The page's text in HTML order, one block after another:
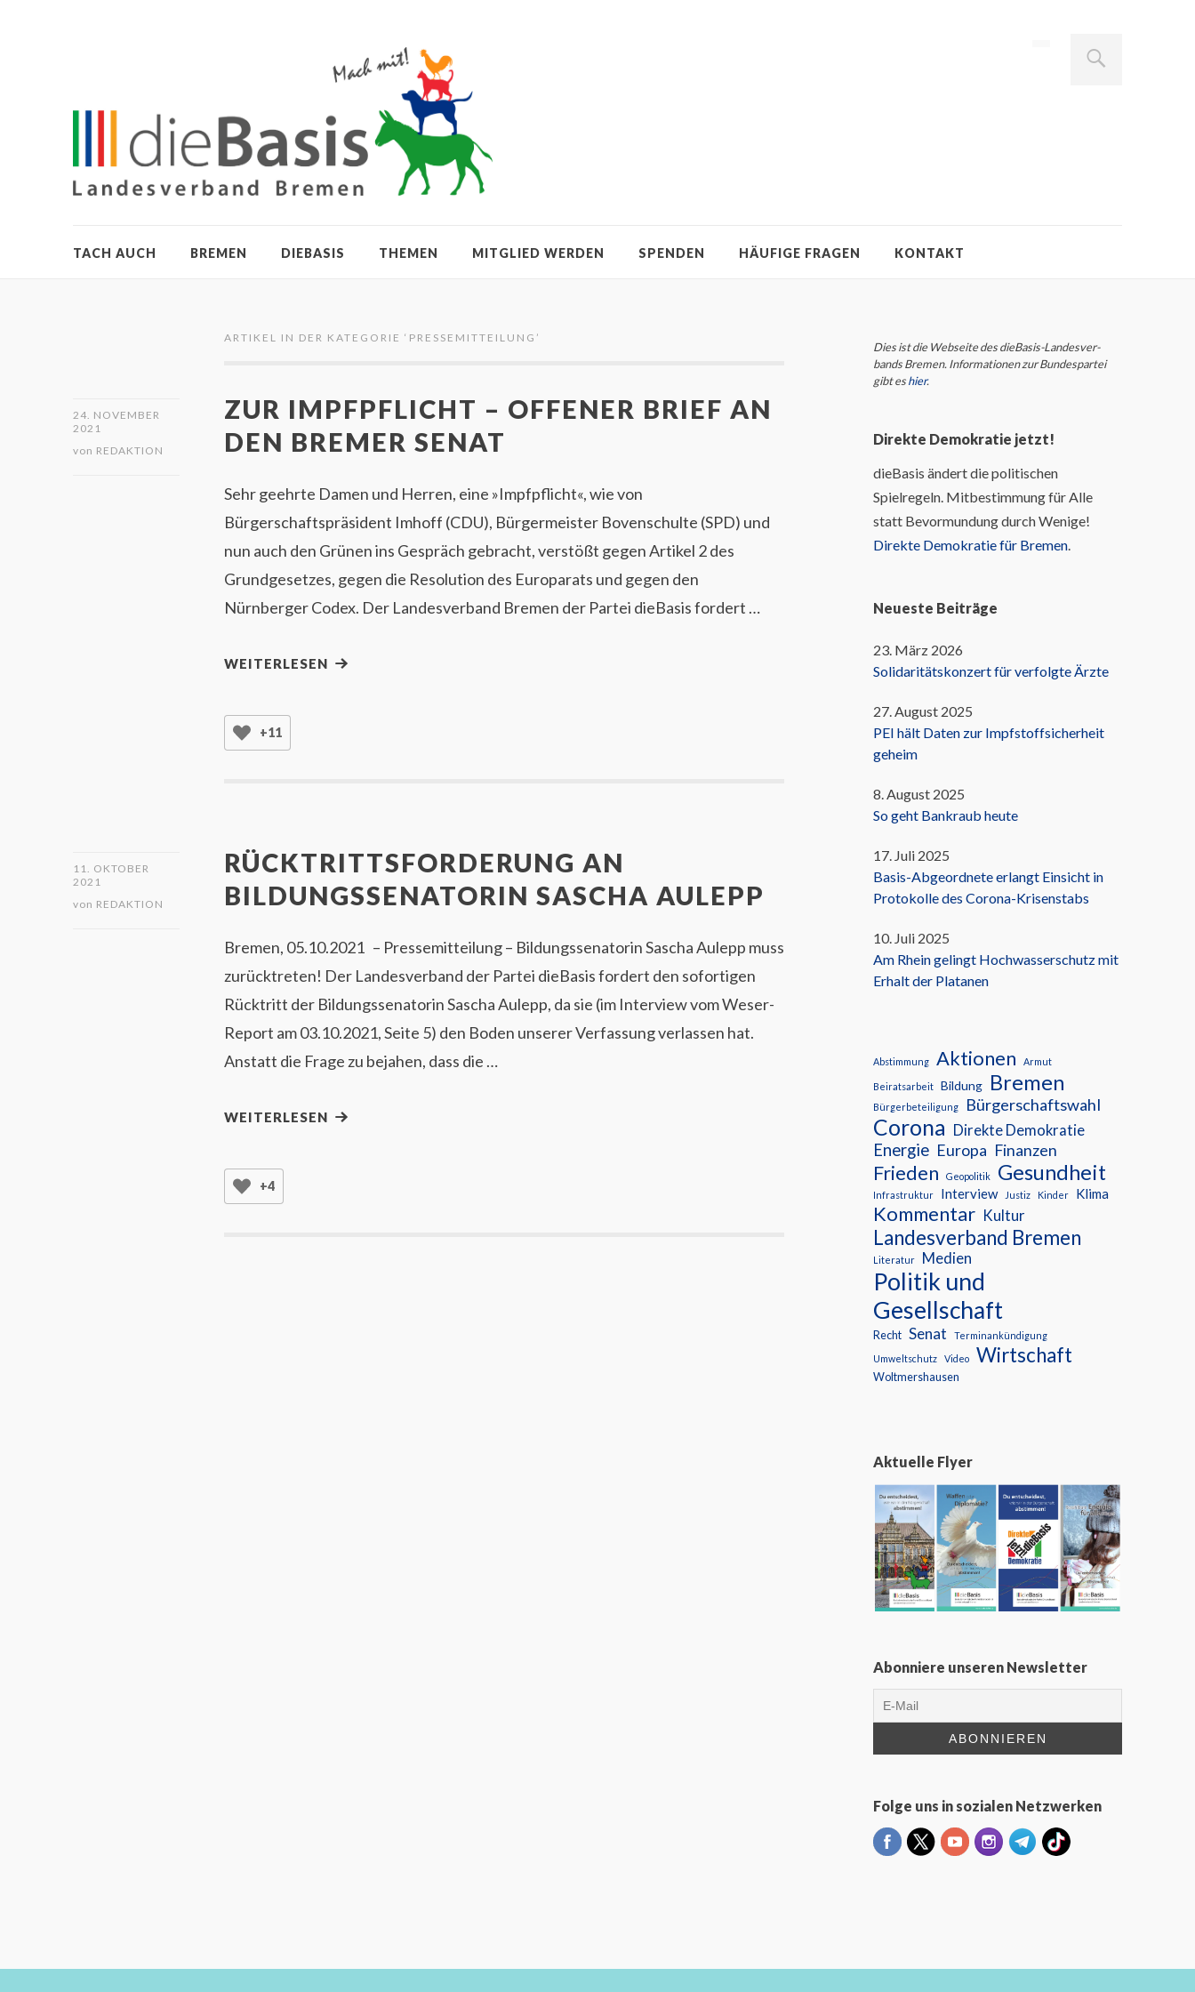
TACH AUCH BREMEN DIEBASIS THEMEN MITGLIED WERDEN SPENDEN HÄUFIGE FRAGEN KONTAKT
ARTIKEL IN DER KATEGORIE ‘ PRESSEMITTEILUNG ’
24. NOVEMBER
2021
von REDAKTION
ZUR IMPFPFLICHT – OFFENER BRIEF AN
DEN BREMER SENAT
Sehr geehrte Damen und Herren, eine »Impfpflicht«, wie von
Bürgerschaftspräsident Imhoff (CDU), Bürgermeister Bovenschulte (SPD) und
nun auch den Grünen ins Gespräch gebracht, verstößt gegen Artikel 2 des
Grundgesetzes, gegen die Resolution des Europarats und gegen den
Nürnberger Codex. Der Landesverband Bremen der Partei dieBasis fordert …
WEITERLESEN
+11
11. OKTOBER
2021
von REDAKTION
RÜCKTRITTSFORDERUNG AN
BILDUNGSSENATORIN SASCHA AULEPP
Bremen, 05.10.2021 – Pressemitteilung – Bildungssenatorin Sascha Aulepp muss
zurücktreten! Der Landesverband der Partei dieBasis fordert den sofortigen
Rücktritt der Bildungssenatorin Sascha Aulepp, da sie (im Interview vom Weser-
Report am 03.10.2021, Seite 5) den Boden unserer Verfassung verlassen hat.
Anstatt die Frage zu bejahen, dass die …
WEITERLESEN
+4
Dies ist die Webseite des dieBasis-Landes­ver­
bands Bremen. Infor­ma­tio­nen zur Bun­des­partei
gibt eshier.
Direkte Demokratie jetzt!
dieBasis ändert die politischen
Spielregeln. Mitbestimmung für Alle
statt Bevormundung durch Wenige!
Direkte Demokratie für Bremen.
Neueste Beiträge
23. März 2026
Solidaritätskonzert für verfolgte Ärzte
27. August 2025
PEI hält Daten zur Impfstoffsicherheit
geheim
8. August 2025
So geht Bankraub heute
17. Juli 2025
Basis-Abgeordnete erlangt Einsicht in
Protokolle des Corona-Krisenstabs
10. Juli 2025
Am Rhein gelingt Hochwasserschutz mit
Erhalt der Platanen
Abstimmung Aktionen Armut
Beiratsarbeit Bildung Bremen
Bürgerbeteiligung Bürgerschaftswahl
Corona Direkte Demokratie
Energie Europa Finanzen
Frieden Geopolitik Gesundheit
Infrastruktur Interview Justiz Kinder Klima
Kommentar Kultur
Landesverband Bremen
Literatur Medien
Politik und
Gesellschaft
Recht Senat
Terminankündigung
Umweltschutz
Video Wirtschaft
Woltmershausen
Aktuelle Flyer
Abonniere unseren Newsletter
Folge uns in sozialen Netzwerken